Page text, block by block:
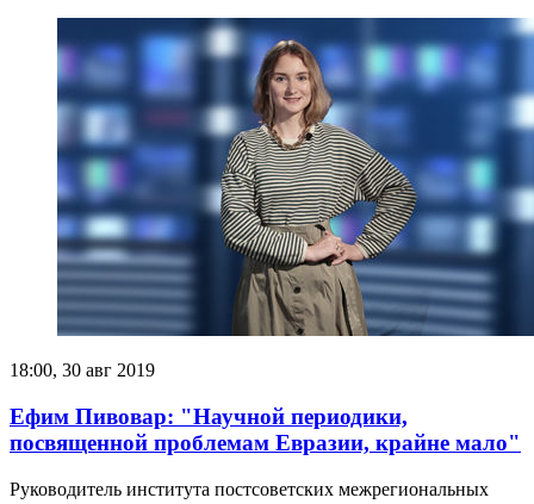
18:00, 30 авг 2019
Ефим Пивовар: "Научной периодики,
посвященной проблемам Евразии, крайне мало"
Руководитель института постсоветских межрегиональных